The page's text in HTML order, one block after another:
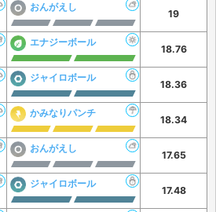
おんがえし
19
エナジーボール
18.76
ジャイロボール
18.36
かみなりパンチ
18.34
おんがえし
17.65
ジャイロボール
17.48